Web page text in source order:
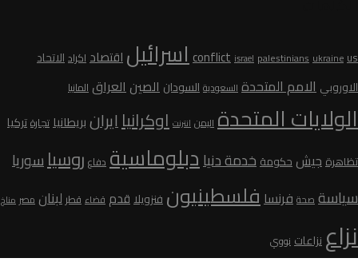
conflict israel palestiniansukraineus اسرائيلاقتصاداكرادالاتحاد
الاوروبي الامم المتحدةالسعوديةالسودانالصينالعراق المانيا
الولايات المتحدةاليمن انترنت اوكرانياايرانبريطانياتجارةتركيا
تظاهرةجيش حكومةخدمة دنيادبلوماسيةدفاع روسياسوريا
سياسةصحةفرنسافلسطينيون فنزويلاقدم قضاءقطرلبنان مصر مناخ
نزاعنزاعاتنووي